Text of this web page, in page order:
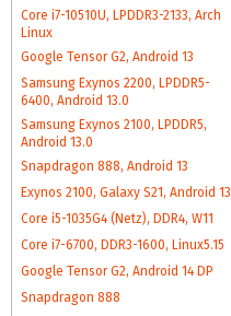
Core i7-10510U, LPDDR3-2133, Arch
Linux
Google Tensor G2, Android 13
Samsung Exynos 2200, LPDDR5-
6400, Android 13.0
Samsung Exynos 2100, LPDDR5,
Android 13.0
Snapdragon 888, Android 13
Exynos 2100, Galaxy S21, Android 13
Core i5-1035G4 (Netz), DDR4, W11
Core i7-6700, DDR3-1600, Linux5.15
Google Tensor G2, Android 14 DP
Snapdragon 888